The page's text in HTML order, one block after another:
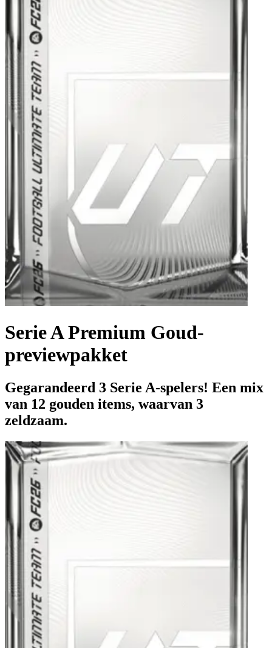
Serie A Premium Goud-
previewpakket
Gegarandeerd 3 Serie A-spelers! Een mix
van 12 gouden items, waarvan 3
zeldzaam.